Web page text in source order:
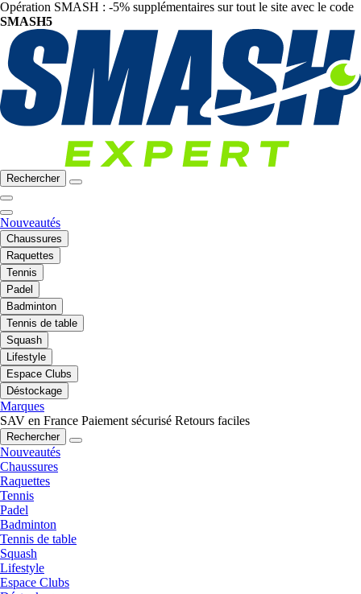
Opération SMASH : -5% supplémentaires sur tout le site avec le code
SMASH5
Rechercher
Nouveautés
Chaussures
Raquettes
Tennis
Padel
Badminton
Tennis de table
Squash
Lifestyle
Espace Clubs
Déstockage
Marques
SAV en France Paiement sécurisé Retours faciles
Rechercher
Nouveautés
Chaussures
Raquettes
Tennis
Padel
Badminton
Tennis de table
Squash
Lifestyle
Espace Clubs